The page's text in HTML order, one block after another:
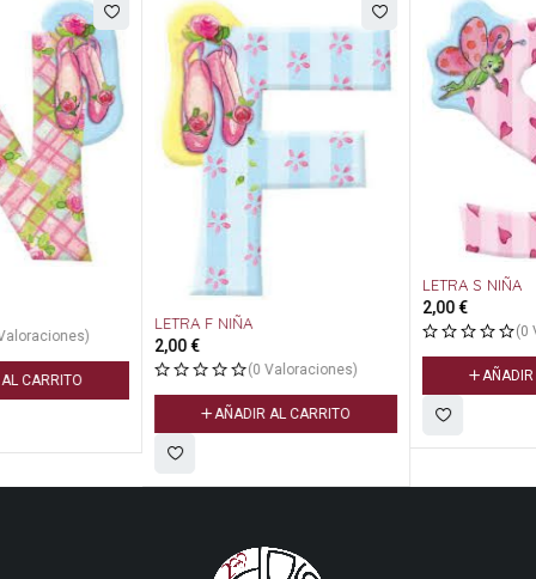
2,00€
(0 Valoraciones)
AÑADIR AL CARRITO
(0 Valoraciones)
AÑADIR AL CARRITO